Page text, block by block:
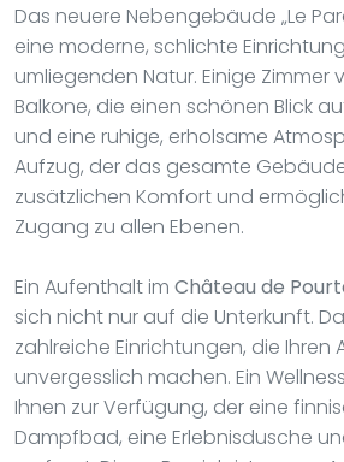
Das neuere Nebengebäude „Le
eine moderne, schlichte
umliegenden Natur. Einige Zimmer
Balkone, die einen schönen Blick
und eine ruhige, erholsame
Aufzug, der das gesamte
zusätzlichen Komfort und
Zugang zu allen Ebenen.
Ein Aufenthalt im Château de
sich nicht nur auf die Unterkunft.
zahlreiche Einrichtungen, die Ihren
unvergesslich machen. Ein
Ihnen zur Verfügung, der eine
Dampfbad, eine Erlebnisdusche